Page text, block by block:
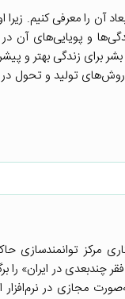
را معرفی کنیم. زیرا
و پویایی‌های آن در
برای زندگی بهتر و
تولید و تحول
مرکز توانمندسازی
نشست‌های فقر چندبعدی در
مجازی در نرم‌افزار